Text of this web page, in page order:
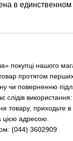
в единственном
покупці нашого
протягом
чи поверненню
слідів
товару, приходьте
цією адресою.
(044) 3602909